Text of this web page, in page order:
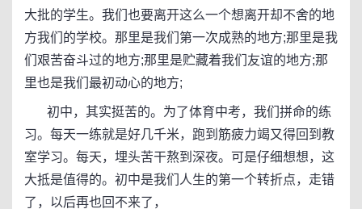
大批的学生。我们也要离开这么一个想离开却不舍的地
方我们的学校。那里是我们第一次成熟的地方;那里是我
们艰苦奋斗过的地方;那里是贮藏着我们友谊的地方;那
里也是我们最初动心的地方;
初中，其实挺苦的。为了体育中考，我们拼命的练
习。每天一练就是好几千米，跑到筋疲力竭又得回到教
室学习。每天，埋头苦干熬到深夜。可是仔细想想，这
大抵是值得的。初中是我们人生的第一个转折点，走错
了，以后再也回不来了，